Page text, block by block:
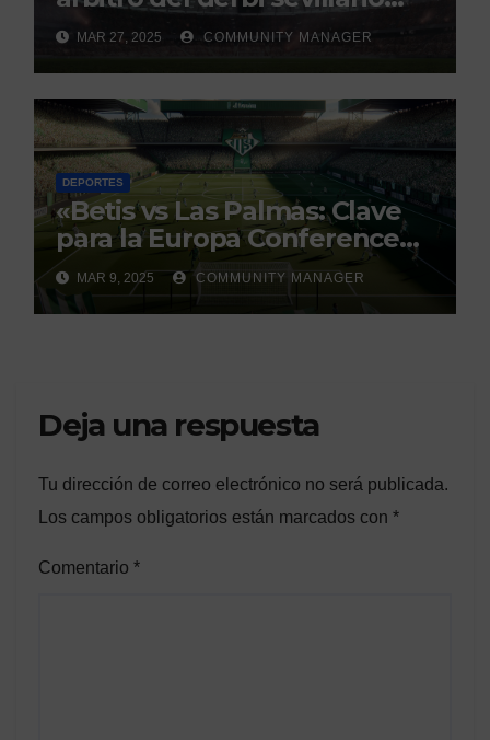
con un historial que genera
debate
MAR 27, 2025 COMMUNITY MANAGER
DEPORTES
«Betis vs Las Palmas: Clave
para la Europa Conference
League»
MAR 9, 2025 COMMUNITY MANAGER
Deja una respuesta
Tu dirección de correo electrónico no será publicada.
Los campos obligatorios están marcados con *
Comentario *